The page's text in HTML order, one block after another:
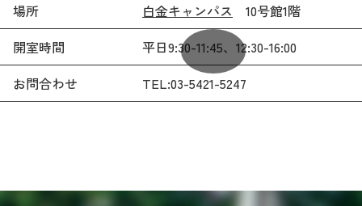
場所
白金キャンパス 10号館1階
開室時間
平日9:30-11:45、12:30-16:00
お問合わせ
TEL:03-5421-5247